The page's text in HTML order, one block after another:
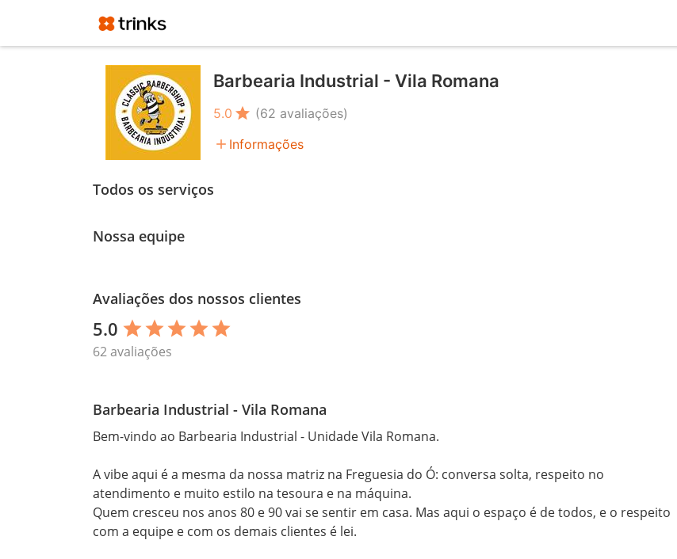
Barbearia Industrial - Vila Romana
5.0 star (62 avaliações)
add Informações
Todos os serviços
Nossa equipe
Avaliações dos nossos clientes
5.0 star star star star star
62 avaliações
Barbearia Industrial - Vila Romana
Bem-vindo ao Barbearia Industrial - Unidade Vila Romana.
A vibe aqui é a mesma da nossa matriz na Freguesia do Ó: conversa solta, respeito no
atendimento e muito estilo na tesoura e na máquina.
Quem cresceu nos anos 80 e 90 vai se sentir em casa. Mas aqui o espaço é de todos, e o respeito
com a equipe e com os demais clientes é lei.